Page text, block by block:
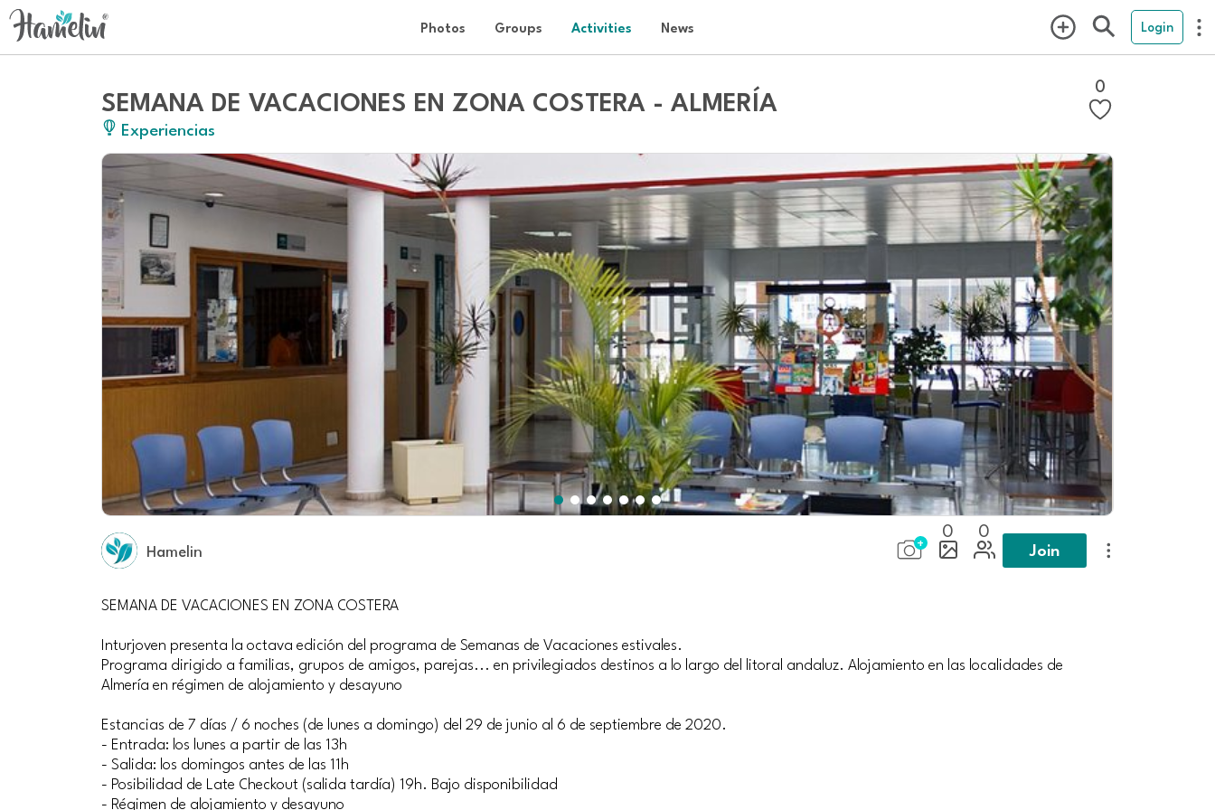
Photos Groups Activities News Login
SEMANA DE VACACIONES EN ZONA COSTERA - ALMERÍA
Experiencias
0
Hamelin
0 0
Join
SEMANA DE VACACIONES EN ZONA COSTERA
Inturjoven presenta la octava edición del programa de Semanas de Vacaciones estivales.
Programa dirigido a familias, grupos de amigos, parejas... en privilegiados destinos a lo largo del litoral andaluz. Alojamiento en las localidades de
Almería en régimen de alojamiento y desayuno
Estancias de 7 días / 6 noches (de lunes a domingo) del 29 de junio al 6 de septiembre de 2020.
- Entrada: los lunes a partir de las 13h
- Salida: los domingos antes de las 11h
- Posibilidad de Late Checkout (salida tardía) 19h. Bajo disponibilidad
- Régimen de alojamiento y desayuno